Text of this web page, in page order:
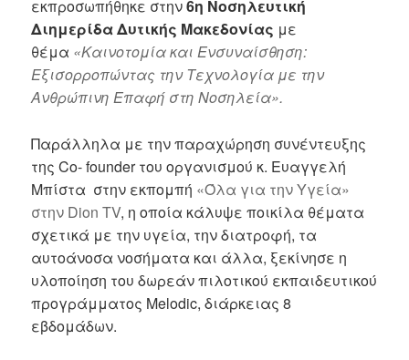
εκπροσωπήθηκε στην6η Νοσηλευτική
Διημερίδα Δυτικής Μακεδονίας με
θέμα «Καινοτομία και Ενσυναίσθηση:
Εξισορροπώντας την Τεχνολογία με την
Ανθρώπινη Επαφή στη Νοσηλεία».
Παράλληλα με την παραχώρηση συνέντευξης
της Co- founder του οργανισμού κ. Ευαγγελή
Μπίστα στην εκπομπή «Όλα για την Υγεία»
στην Dion TV, η οποία κάλυψε ποικίλα θέματα
σχετικά με την υγεία, την διατροφή, τα
αυτοάνοσα νοσήματα και άλλα, ξεκίνησε η
υλοποίηση του δωρεάν πιλοτικού εκπαιδευτικού
προγράμματος Melodic, διάρκειας 8
εβδομάδων.